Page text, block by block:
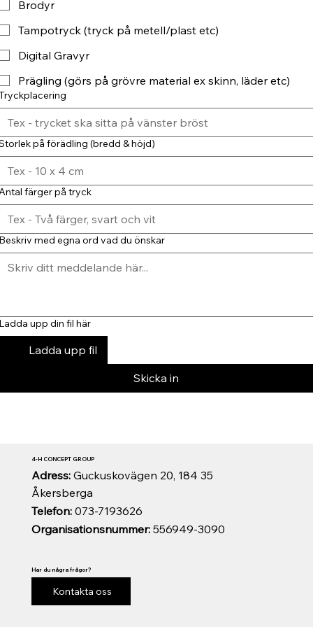
Brodyr
Tampotryck (tryck på metell/plast etc)
Digital Gravyr
Prägling (görs på grövre material ex skinn, läder etc)
på förädling (bredd & höjd)
färger på tryck
med egna ord vad du önskar
upp din fil här
Ladda upp fil
Skicka in
Organisationsnummer:556949-3090
Telefon:073-7193626
Adress: Guckuskovägen 20, 184 35
Åkersberga
4-H CONCEPT GROUP
Har du några frågor?
Kontakta oss